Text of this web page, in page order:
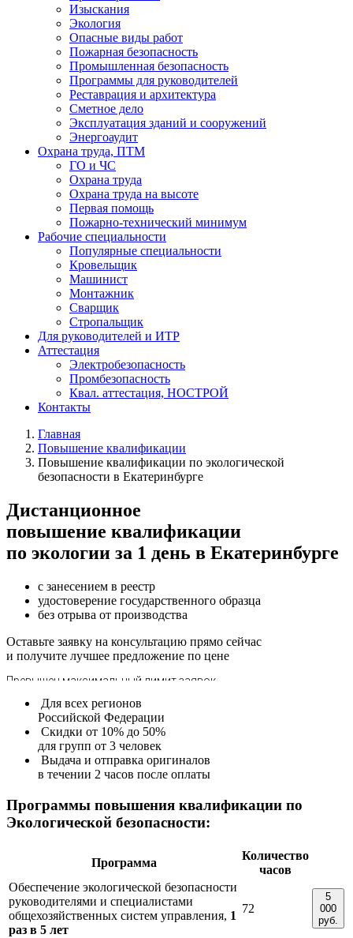
Изыскания
Экология
Опасные виды работ
Пожарная безопасность
Промышленная безопасность
Программы для руководителей
Реставрация и архитектура
Сметное дело
Эксплуатация зданий и сооружений
Энергоаудит
Охрана труда, ПТМ
ГО и ЧС
Охрана труда
Охрана труда на высоте
Первая помощь
Пожарно-технический минимум
Рабочие специальности
Популярные специальности
Кровельщик
Машинист
Монтажник
Сварщик
Стропальщик
Для руководителей и ИТР
Аттестация
Электробезопасность
Промбезопасность
Квал. аттестация, НОСТРОЙ
Контакты
Главная
Повышение квалификации
Повышение квалификации по экологической
безопасности в Екатеринбурге
Дистанционное
повышение квалификации
по экологии за 1 день в Екатеринбурге
с занесением в реестр
удостоверение государственного образца
без отрыва от производства
Оставьте заявку на консультацию прямо сейчас
и получите лучшее предложение по цене
Для всех регионов
Российской Федерации
Скидки от 10% до 50%
для групп от 3 человек
Выдача и отправка оригиналов
в течении 2 часов после оплаты
Программы повышения квалификации по
Экологической безопасности:
Программа
Количество
часов
Обеспечение экологической безопасности
руководителями и специалистами
общехозяйственных систем управления, 1
раз в 5 лет
72
5
000
руб.